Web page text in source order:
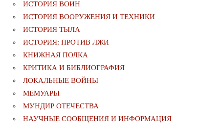
ИСТОРИЯ ВОИН
ИСТОРИЯ ВООРУЖЕНИЯ И ТЕХНИКИ
ИСТОРИЯ ТЫЛА
ИСТОРИЯ: ПРОТИВ ЛЖИ
КНИЖНАЯ ПОЛКА
КРИТИКА И БИБЛИОГРАФИЯ
ЛОКАЛЬНЫЕ ВОЙНЫ
МЕМУАРЫ
МУНДИР ОТЕЧЕСТВА
НАУЧНЫЕ СООБЩЕНИЯ И ИНФОРМАЦИЯ